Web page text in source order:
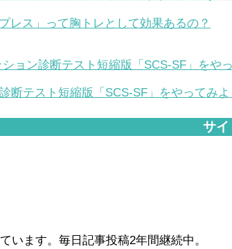
レス」って胸トレとして効果あるの？
断テスト短縮版「SCS-SF」をやってみよ
サ
います。毎日記事投稿2年間継続中。